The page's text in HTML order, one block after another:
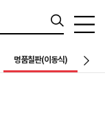
명품칠판(이동식)